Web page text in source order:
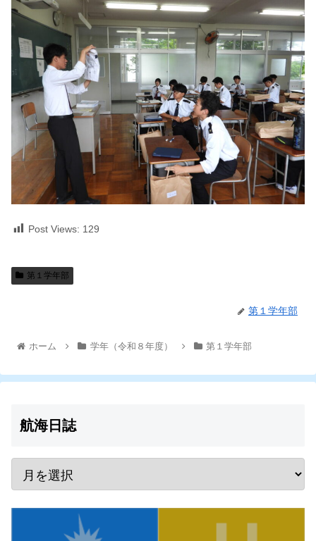
Post Views: 129
第１学年部
第１学年部
ホーム 学年（令和８年度） 第１学年部
航海日誌